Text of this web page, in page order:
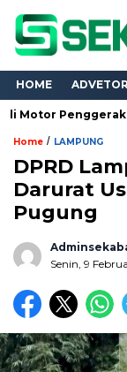
HOME
Penggerak Ekonomi
Home / LAMPUNG
DPRD
Darurat
Pugung
Senin, 9